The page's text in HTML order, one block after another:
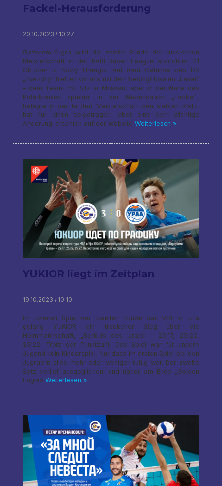
Fackel-Herausforderung
20.10.2023 / 10:27
Gazprom-Yugra wird die zweite Runde der russischen
Meisterschaft in der PARI Super League ausrichten 21
Oktober in Nowy Urengoi. Auf dem Gelände des DS
„Zvezdny“ treffen wir uns mit dem bedingt lokalen „Fakel“
– dem Team, mit Sitz in Moskau, aber in der Nähe des
Polarkreises spielen. In der Nebensaison „Fackel“,
belegte in der letzten Meisterschaft den siebten Platz,
hat nur einen beigetragen, aber eine sehr wichtige
Änderung: erschien auf der Website Weiterlesen »
YUKIOR liegt im Zeitplan
19.10.2023 / 10:10
Im zweiten Spiel der zweiten Runde der MVL in Ufa
gelang YUKIOR ein trockener Sieg über die
Heimmannschaft, „Berkuts des Urals“ – 25:17, 25:22,
25:22. Trotz der Punktzahl, Das Spiel war für unsere
Jugend kein Kinderspiel. Nur dass im ersten Spiel bei den
Jugraern alles mehr oder weniger ruhig war. Der zweite
Satz verlief ausgeglichen, und näher am Ende „Golden
Eagles Weiterlesen »